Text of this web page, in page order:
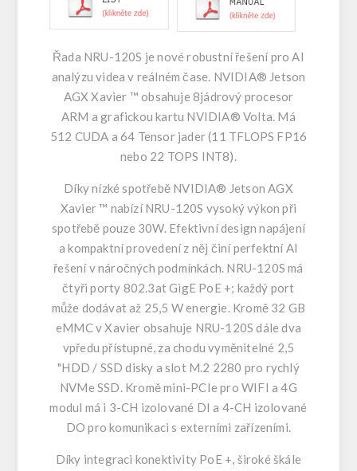
Řada NRU-120S je nové robustní řešení pro AI
analýzu videa v reálném čase. NVIDIA® Jetson
AGX Xavier ™ obsahuje 8jádrový procesor
ARM a grafickou kartu NVIDIA® Volta. Má
512 CUDA a 64 Tensor jader (11 TFLOPS FP16
nebo 22 TOPS INT8).
Díky nízké spotřebě NVIDIA® Jetson AGX
Xavier ™ nabízí NRU-120S vysoký výkon při
spotřebě pouze 30W. Efektivní design napájení
a kompaktní provedení z něj činí perfektní AI
řešení v náročných podmínkách. NRU-120S má
čtyři porty 802.3at GigE PoE +; každý port
může dodávat až 25,5 W energie. Kromě 32 GB
eMMC v Xavier obsahuje NRU-120S dále dva
vpředu přístupné, za chodu vyměnitelné 2,5
"HDD / SSD disky a slot M.2 2280 pro rychlý
NVMe SSD. Kromě mini-PCIe pro WIFI a 4G
modul má i 3-CH izolované DI a 4-CH izolované
DO pro komunikaci s externími zařízeními.
Díky integraci konektivity PoE +, široké škále